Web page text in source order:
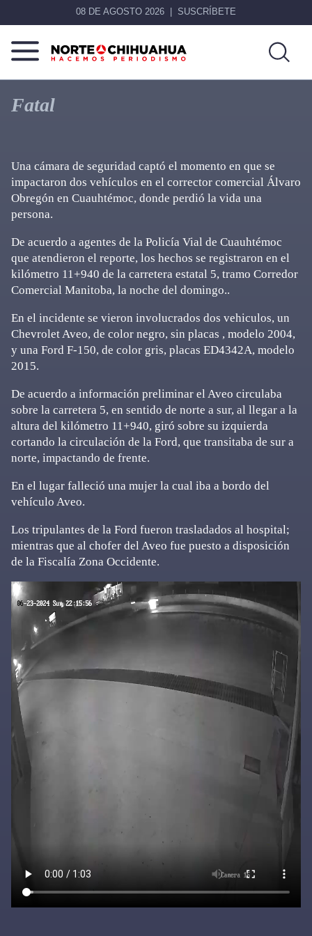
08 DE AGOSTO 2026 SUSCRÍBETE
Norte
De
Chihuahua
Más
que
noticias,
Fatal
Una cámara de seguridad captó el momento en que se
impactaron dos vehículos en el corrector comercial Álvaro
Obregón en Cuauhtémoc, donde perdió la vida una
persona.
De acuerdo a agentes de la Policía Vial de Cuauhtémoc
que atendieron el reporte, los hechos se registraron en el
kilómetro 11+940 de la carretera estatal 5, tramo Corredor
Comercial Manitoba, la noche del domingo..
En el incidente se vieron involucrados dos vehiculos, un
Chevrolet Aveo, de color negro, sin placas , modelo 2004,
y una Ford F-150, de color gris, placas ED4342A, modelo
2015.
De acuerdo a información preliminar el Aveo circulaba
sobre la carretera 5, en sentido de norte a sur, al llegar a la
altura del kilómetro 11+940, giró sobre su izquierda
cortando la circulación de la Ford, que transitaba de sur a
norte, impactando de frente.
En el lugar falleció una mujer la cual iba a bordo del
vehículo Aveo.
Los tripulantes de la Ford fueron trasladados al hospital;
mientras que al chofer del Aveo fue puesto a disposición
de la Fiscalía Zona Occidente.